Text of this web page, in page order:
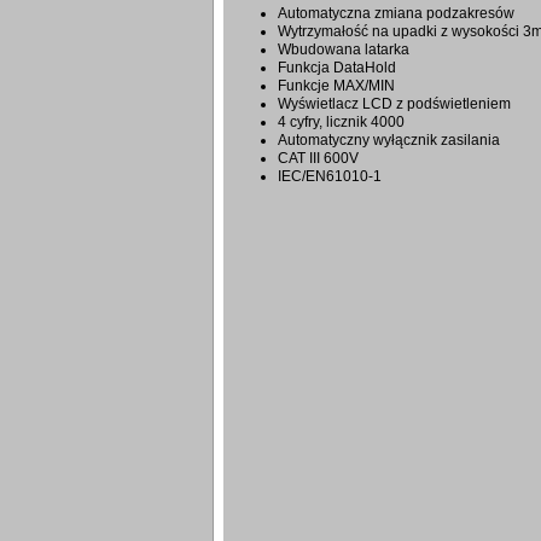
Automatyczna zmiana podzakresów
Wytrzymałość na upadki z wysokości
Wbudowana latarka
Funkcja DataHold
Funkcje MAX/MIN
Wyświetlacz LCD z podświetleniem
4 cyfry, licznik 4000
Automatyczny wyłącznik zasilania
CAT III 600V
IEC/EN61010-1